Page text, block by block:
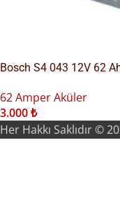
Bosch S4 043 12V 62
62 Amper Aküler
3.000₺
Her Hakkı Saklıdır ©